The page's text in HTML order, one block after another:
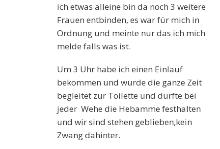
ich etwas alleine bin da noch 3 weitere
Frauen entbinden, es war für mich in
Ordnung und meinte nur das ich mich
melde falls was ist.
Um 3 Uhr habe ich einen Einlauf
bekommen und wurde die ganze Zeit
begleitet zur Toilette und durfte bei
jeder Wehe die Hebamme festhalten
und wir sind stehen geblieben,kein
Zwang dahinter.